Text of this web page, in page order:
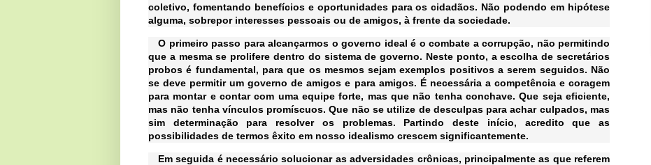
coletivo, fomentando benefícios e oportunidades para os cidadãos. Não podendo em hipótese
alguma, sobrepor interesses pessoais ou de amigos, à frente da sociedade.
O primeiro passo para alcançarmos o governo ideal é o combate a corrupção, não permitindo
que a mesma se prolifere dentro do sistema de governo. Neste ponto, a escolha de secretários
probos é fundamental, para que os mesmos sejam exemplos positivos a serem seguidos. Não
se deve permitir um governo de amigos e para amigos. É necessária a competência e coragem
para montar e contar com uma equipe forte, mas que não tenha conchave. Que seja eficiente,
mas não tenha vínculos promíscuos. Que não se utilize de desculpas para achar culpados, mas
sim determinação para resolver os problemas. Partindo deste início, acredito que as
possibilidades de termos êxito em nosso idealismo crescem significantemente.
Em seguida é necessário solucionar as adversidades crônicas, principalmente as que referem